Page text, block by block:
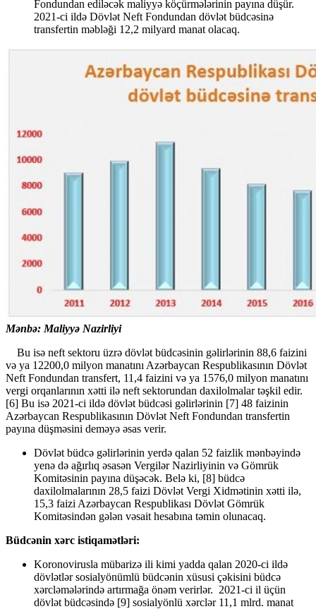
Fondundan ediləcək maliyyə köçürmələrinin payına düşür.
2021-ci ildə Dövlət Neft Fondundan dövlət büdcəsinə
transfertin məbləği 12,2 milyard manat olacaq.
Mənbə: Maliyyə Nazirliyi
Bu isə neft sektoru üzrə dövlət büdcəsinin gəlirlərinin 88,6 faizini
və ya 12200,0 milyon manatını Azərbaycan Respublikasının Dövlət
Neft Fondundan transfert, 11,4 faizini və ya 1576,0 milyon manatını
vergi orqanlarının xətti ilə neft sektorundan daxilolmalar təşkil edir.
[6] Bu isə 2021-ci ildə dövlət büdcəsi gəlirlərinin [7] 48 faizinin
Azərbaycan Respublikasının Dövlət Neft Fondundan transfertin
payına düşməsini deməyə əsas verir.
Dövlət büdcə gəlirlərinin yerdə qalan 52 faizlik mənbəyində
yenə də ağırlıq əsasən Vergilər Nazirliyinin və Gömrük
Komitəsinin payına düşəcək. Belə ki, [8] büdcə
daxilolmalarının 28,5 faizi Dövlət Vergi Xidmətinin xətti ilə,
15,3 faizi Azərbaycan Respublikası Dövlət Gömrük
Komitəsindən gələn vəsait hesabına təmin olunacaq.
Büdcənin xərc istiqamətləri:
Koronovirusla mübarizə ili kimi yadda qalan 2020-ci ildə
dövlətlər sosialyönümlü büdcənin xüsusi çəkisini büdcə
xərcləmələrində artırmağa önəm verirlər. 2021-ci il üçün
dövlət büdcəsində [9] sosialyönlü xərclər 11,1 mlrd. manat